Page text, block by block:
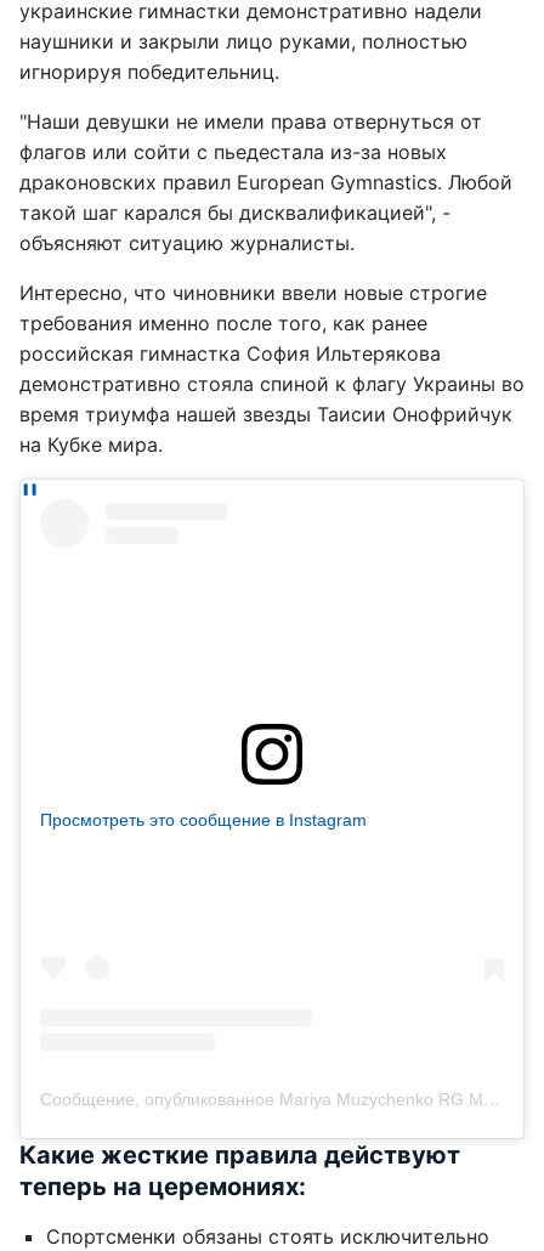
украинские гимнастки демонстративно надели
наушники и закрыли лицо руками, полностью
игнорируя победительниц.
"Наши девушки не имели права отвернуться от
флагов или сойти с пьедестала из-за новых
драконовских правил European Gymnastics. Любой
такой шаг карался бы дисквалификацией", -
объясняют ситуацию журналисты.
Интересно, что чиновники ввели новые строгие
требования именно после того, как ранее
российская гимнастка София Ильтерякова
демонстративно стояла спиной к флагу Украины во
время триумфа нашей звезды Таисии Онофрийчук
на Кубке мира.
Просмотреть это сообщение в Instagram
Сообщение, опубликованное Mariya Muzychenko RG Media (@muzychenko.photos)
Какие жесткие правила действуют
теперь на церемониях:
Спортсменки обязаны стоять исключительно